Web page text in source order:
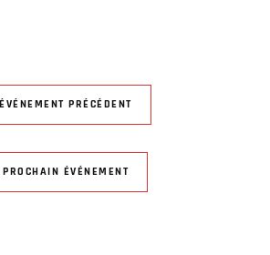
ÉVÉNEMENT PRÉCÉDENT
PROCHAIN ÉVÉNEMENT